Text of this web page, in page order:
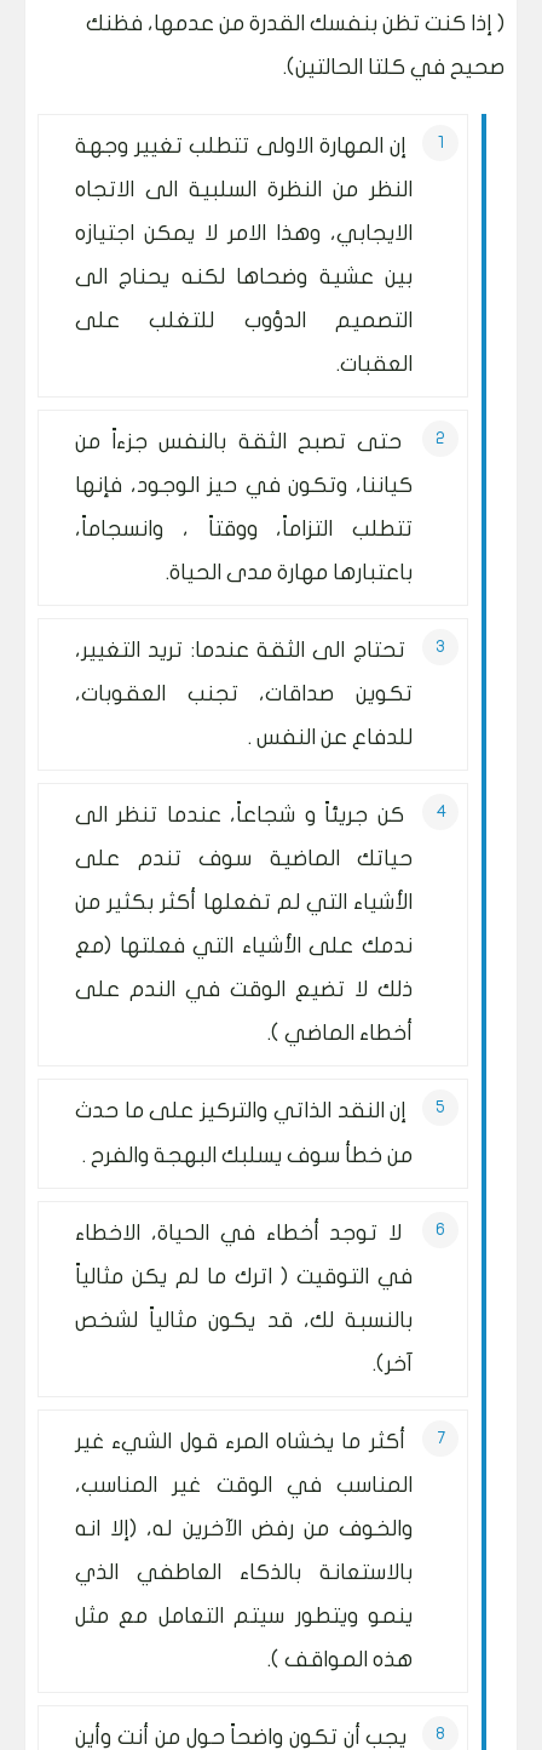
( إذا كنت تظن بنفسك القدرة من عدمها، فظنك
صحيح في كلتا الحالتين).
إن المهارة الاولى تتطلب تغيير وجهة
النظر من النظرة السلبية الى الاتجاه
الايجابي، وهذا الامر لا يمكن اجتيازه
بين عشية وضحاها لكنه يحناج الى
التصميم الدؤوب للتغلب على
العقبات.
حتى تصبح الثقة بالنفس جزءاً من
كياننا، وتكون في حيز الوجود، فإنها
تتطلب التزاماً، ووقتاً ، وانسجاماً،
باعتبارها مهارة مدى الحياة.
تحتاج الى الثقة عندما: تريد التغيير،
تكوين صداقات، تجنب العقوبات،
للدفاع عن النفس .
كن جريئاً و شجاعاً، عندما تنظر الى
حياتك الماضية سوف تندم على
الأشياء التي لم تفعلها أكثر بكثير من
ندمك على الأشياء التي فعلتها (مع
ذلك لا تضيع الوقت في الندم على
أخطاء الماضي ).
إن النقد الذاتي والتركيز على ما حدث
من خطأ سوف يسلبك البهجة والفرح .
لا توجد أخطاء في الحياة، الاخطاء
في التوقيت ( اترك ما لم يكن مثالياً
بالنسبة لك، قد يكون مثالياً لشخص
آخر).
أكثر ما يخشاه المرء قول الشيء غير
المناسب في الوقت غير المناسب،
والخوف من رفض الآخرين له، (إلا انه
بالاستعانة بالذكاء العاطفي الذي
ينمو ويتطور سيتم التعامل مع مثل
هذه المواقف ).
يجب أن تكون واضحاً حول من أنت وأين